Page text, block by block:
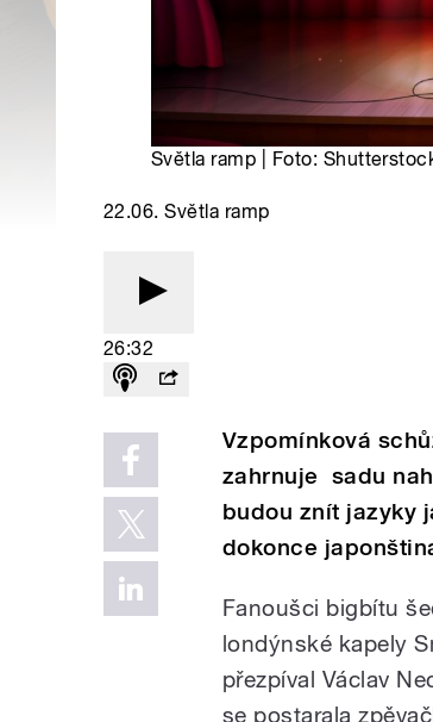
Světla ramp | Foto:
22.06. Světla ramp
26:32
Vzpomínková
zahrnuje sadu
budou znít jazyky
dokonce
Fanoušci bigbítu
londýnské kapely
přezpíval Václav
se postarala